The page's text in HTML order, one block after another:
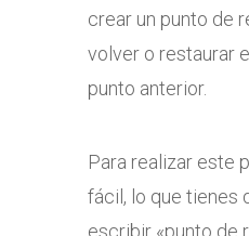
crear un punto de
volver o restaurar
punto anterior.
Para realizar este
fácil, lo que tienes
escribir «punto de